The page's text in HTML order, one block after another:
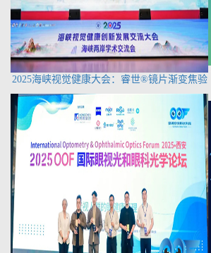
2025海峡视觉健康大会：睿世®镜片渐变焦验